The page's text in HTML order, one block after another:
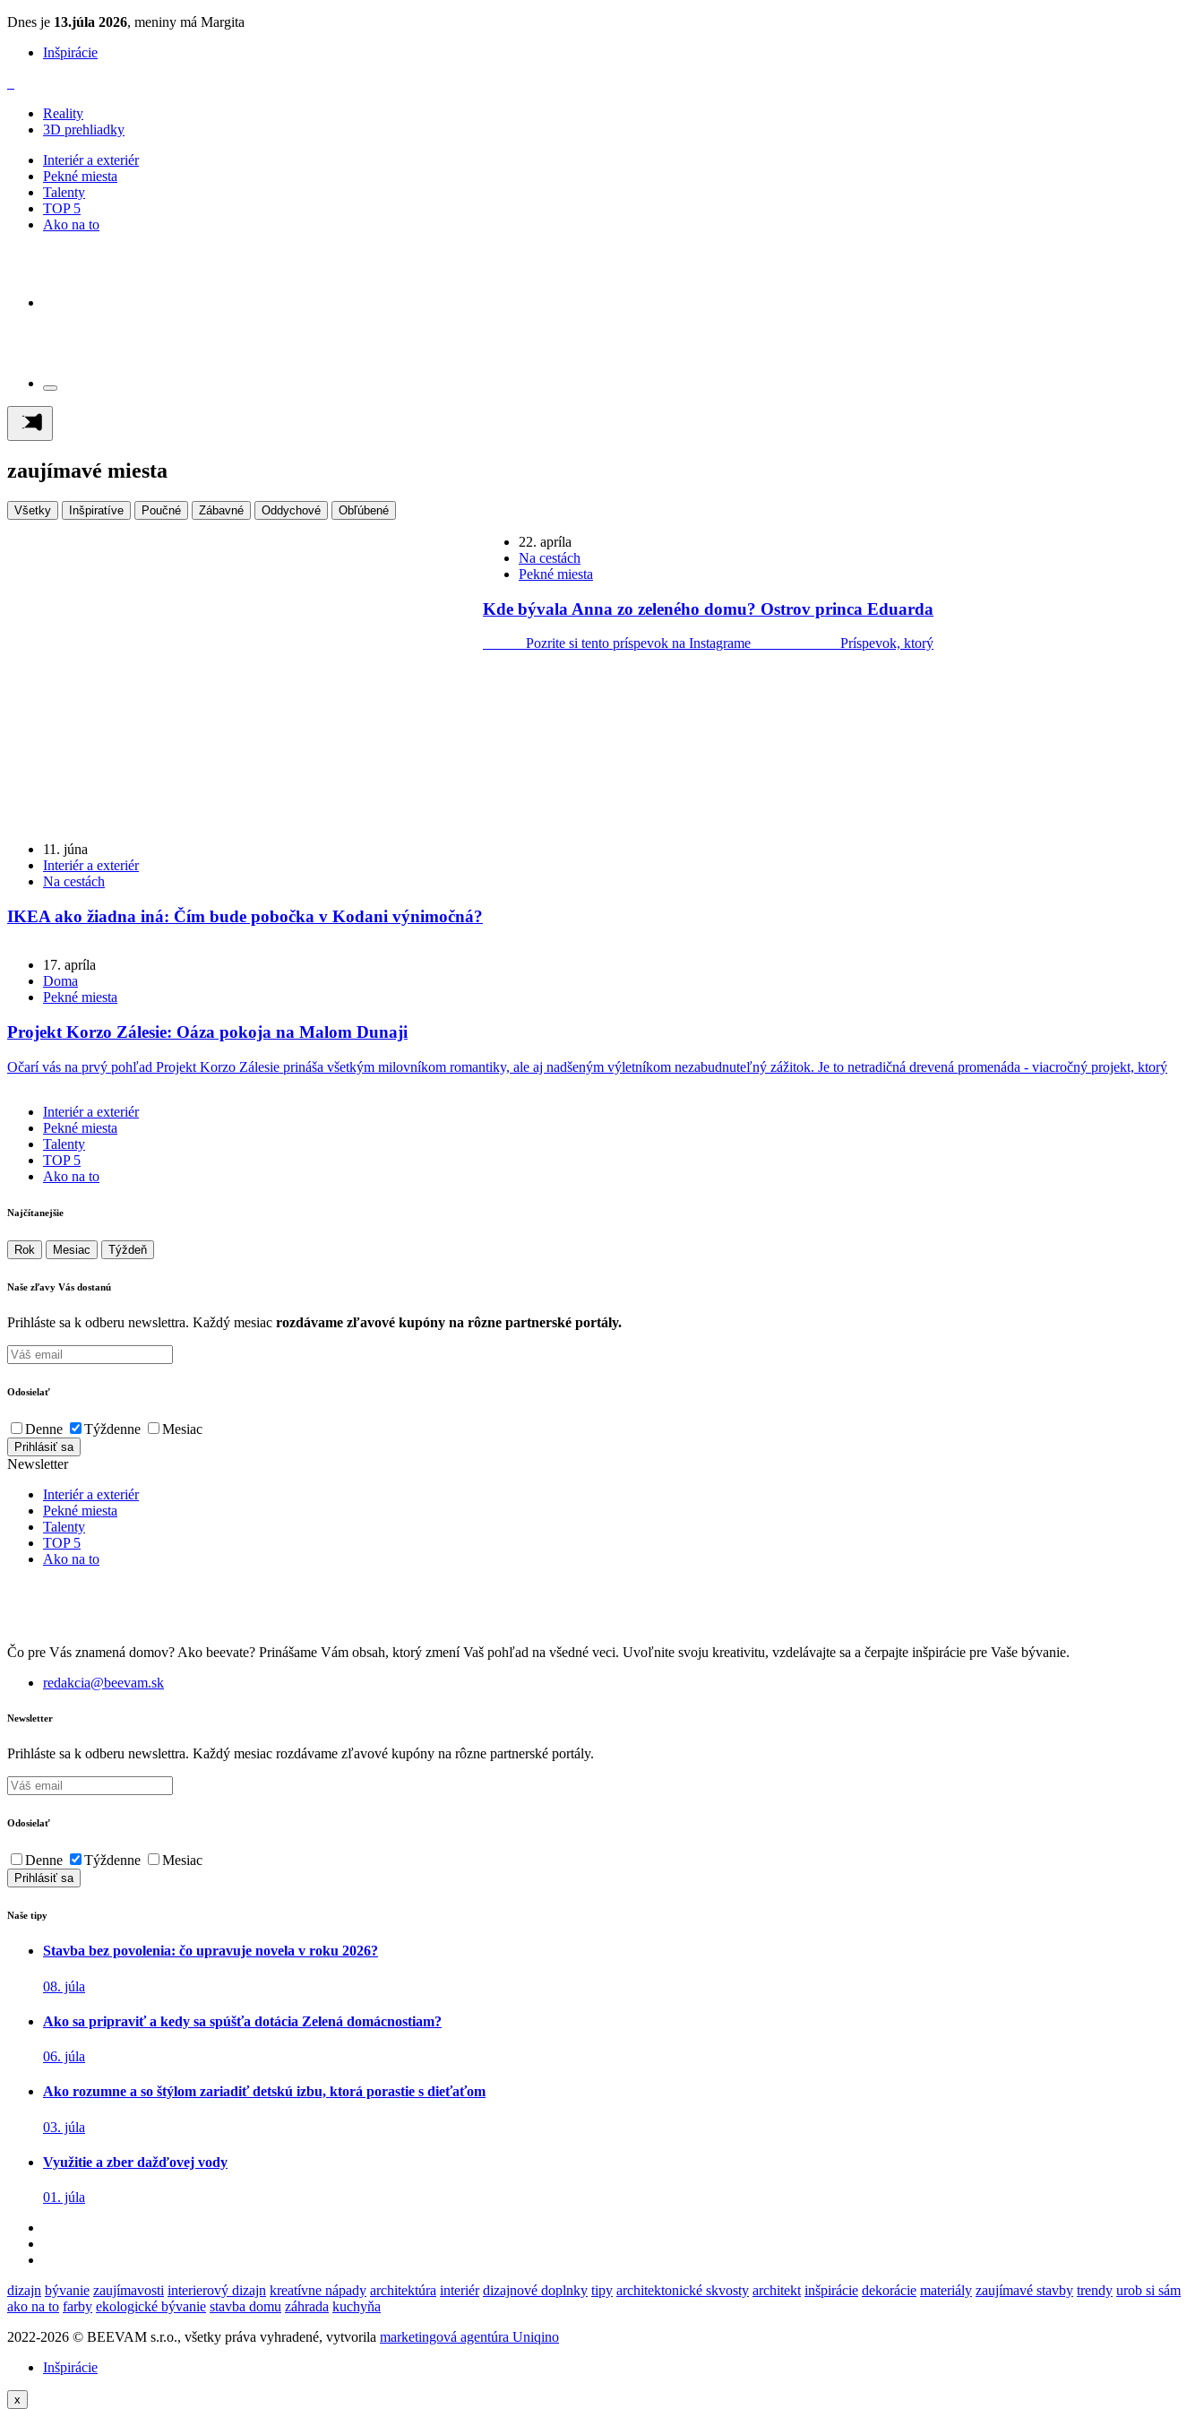
Dnes je 13.júla 2026, meniny má Margita
Inšpirácie
Reality
3D prehliadky
Interiér a exteriér
Pekné miesta
Talenty
TOP 5
Ako na to
zaujímavé miesta
Všetky Inšpiratíve Poučné Zábavné Oddychové Obľúbené
11. júna
Interiér a exteriér
Na cestách
IKEA ako žiadna iná: Čím bude pobočka v Kodani výnimočná?
22. apríla
Na cestách
Pekné miesta
Kde bývala Anna zo zeleného domu? Ostrov princa Eduarda
Pozrite si tento príspevok na Instagrame Príspevok, ktorý
17. apríla
Doma
Pekné miesta
Projekt Korzo Zálesie: Oáza pokoja na Malom Dunaji
Očarí vás na prvý pohľad Projekt Korzo Zálesie prináša všetkým milovníkom romantiky, ale aj nadšeným výletníkom nezabudnuteľný zážitok. Je to netradičná drevená promenáda - viacročný projekt, ktorý
Interiér a exteriér
Pekné miesta
Talenty
TOP 5
Ako na to
Najčítanejšie
Rok Mesiac Týždeň
Naše zľavy Vás dostanú
Prihláste sa k odberu newslettra. Každý mesiac rozdávame zľavové kupóny na rôzne partnerské portály.
Odosielať
Denne Týždenne Mesiac
Newsletter
Interiér a exteriér
Pekné miesta
Talenty
TOP 5
Ako na to
Čo pre Vás znamená domov? Ako beevate? Prinášame Vám obsah, ktorý zmení Vaš pohľad na všedné veci. Uvoľnite svoju kreativitu, vzdelávajte sa a čerpajte inšpirácie pre Vaše bývanie.
redakcia@beevam.sk
Newsletter
Prihláste sa k odberu newslettra. Každý mesiac rozdávame zľavové kupóny na rôzne partnerské portály.
Odosielať
Denne Týždenne Mesiac
Naše tipy
Stavba bez povolenia: čo upravuje novela v roku 2026?
08. júla
Ako sa pripraviť a kedy sa spúšťa dotácia Zelená domácnostiam?
06. júla
Ako rozumne a so štýlom zariadiť detskú izbu, ktorá porastie s dieťaťom
03. júla
Využitie a zber dažďovej vody
01. júla
dizajn bývanie zaujímavosti interierový dizajn kreatívne nápady architektúra interiér dizajnové doplnky tipy architektonické skvosty architekt inšpirácie dekorácie materiály zaujímavé stavby trendy urob si sám
ako na to farby ekologické bývanie stavba domu záhrada kuchyňa
2022-2026 © BEEVAM s.r.o., všetky práva vyhradené, vytvorila marketingová agentúra Uniqino
Inšpirácie
x